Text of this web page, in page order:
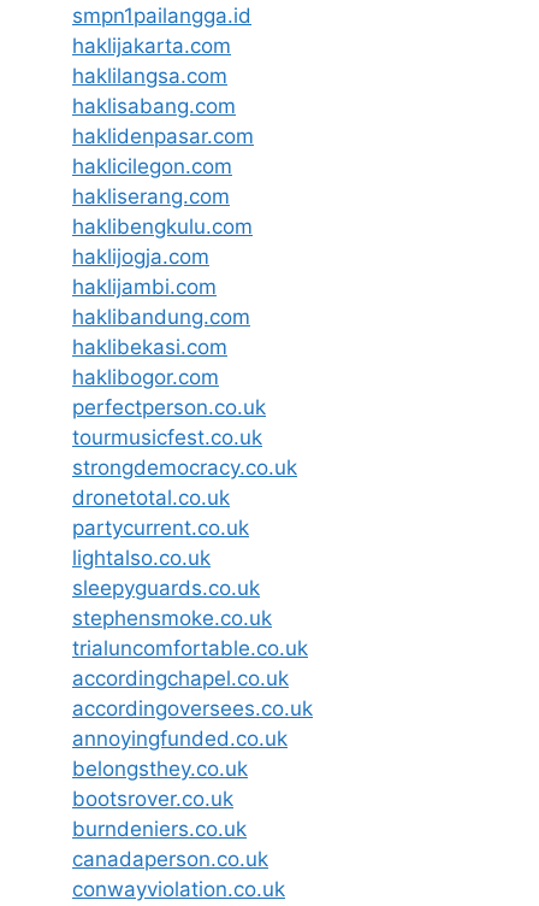
smpn1pailangga.id
haklijakarta.com
haklilangsa.com
haklisabang.com
haklidenpasar.com
haklicilegon.com
hakliserang.com
haklibengkulu.com
haklijogja.com
haklijambi.com
haklibandung.com
haklibekasi.com
haklibogor.com
perfectperson.co.uk
tourmusicfest.co.uk
strongdemocracy.co.uk
dronetotal.co.uk
partycurrent.co.uk
lightalso.co.uk
sleepyguards.co.uk
stephensmoke.co.uk
trialuncomfortable.co.uk
accordingchapel.co.uk
accordingoversees.co.uk
annoyingfunded.co.uk
belongsthey.co.uk
bootsrover.co.uk
burndeniers.co.uk
canadaperson.co.uk
conwayviolation.co.uk